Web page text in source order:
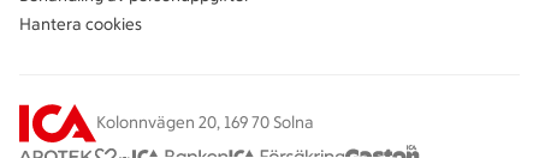
Hantera cookies
Kolonnvägen 20, 169 70 Solna